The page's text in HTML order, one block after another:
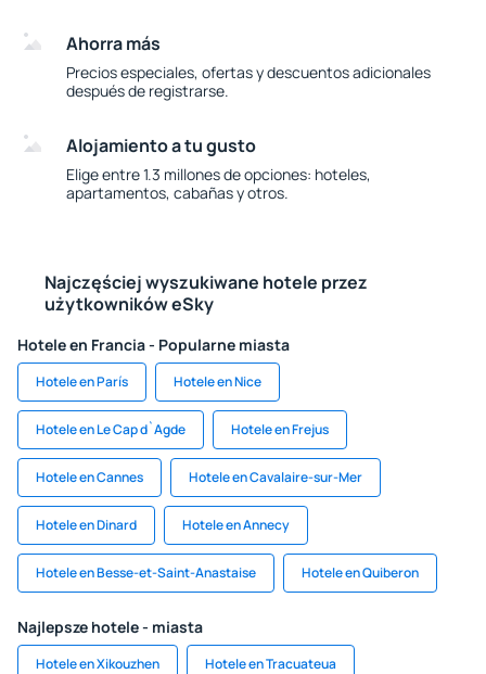
Ahorra más
Precios especiales, ofertas y descuentos adicionales
después de registrarse.
Alojamiento a tu gusto
Elige entre 1.3 millones de opciones: hoteles,
apartamentos, cabañas y otros.
Najczęściej wyszukiwane hotele przez
użytkowników eSky
Hotele en Francia - Popularne miasta
Hotele en París Hotele en Nice
Hotele en Le Cap d`Agde Hotele en Frejus
Hotele en Cannes Hotele en Cavalaire-sur-Mer
Hotele en Dinard Hotele en Annecy
Hotele en Besse-et-Saint-Anastaise Hotele en Quiberon
Najlepsze hotele - miasta
Hotele en Xikouzhen Hotele en Tracuateua